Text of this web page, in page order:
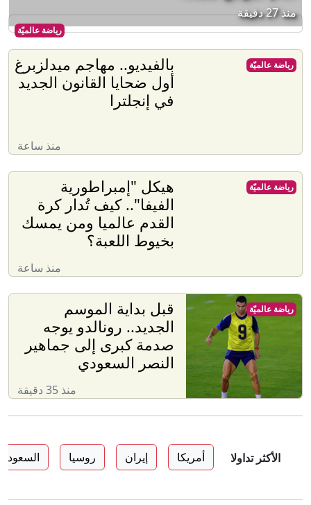
رياضة عالميّة
منذ 27 دقيقة
بالفيديو.. مهاجم ميدلزبرغ
أول ضحايا القانون الجديد
في إنجلترا
منذ ساعة
رياضة عالميّة
هيكل "إمبراطورية
الفيفا".. كيف تُدار كرة
القدم عالميا ومن يمسك
بخيوط اللعبة؟
منذ ساعة
رياضة عالميّة
قبل بداية الموسم
الجديد.. رونالدو يوجه
صدمة كبرى إلى جماهير
النصر السعودي
منذ 35 دقيقة
رياضة عالميّة
الأكثر تداولا أمريكا إيران روسيا